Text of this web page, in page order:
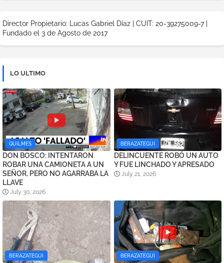
Director Propietario: Lucas Gabriel Díaz | CUIT: 20-39275009-7 |
Fundado el 3 de Agosto de 2017
LO ULTIMO
QUILMES
DON BOSCO: INTENTARON
ROBAR UNA CAMIONETA A UN
SEÑOR, PERO NO AGARRABA LA
LLAVE
July 30, 2026
BERAZATEGUI
DELINCUENTE ROBÓ UN AUTO
Y FUE LINCHADO Y APRESADO
July 21, 2026
BERAZATEGUI BERAZATEGUI